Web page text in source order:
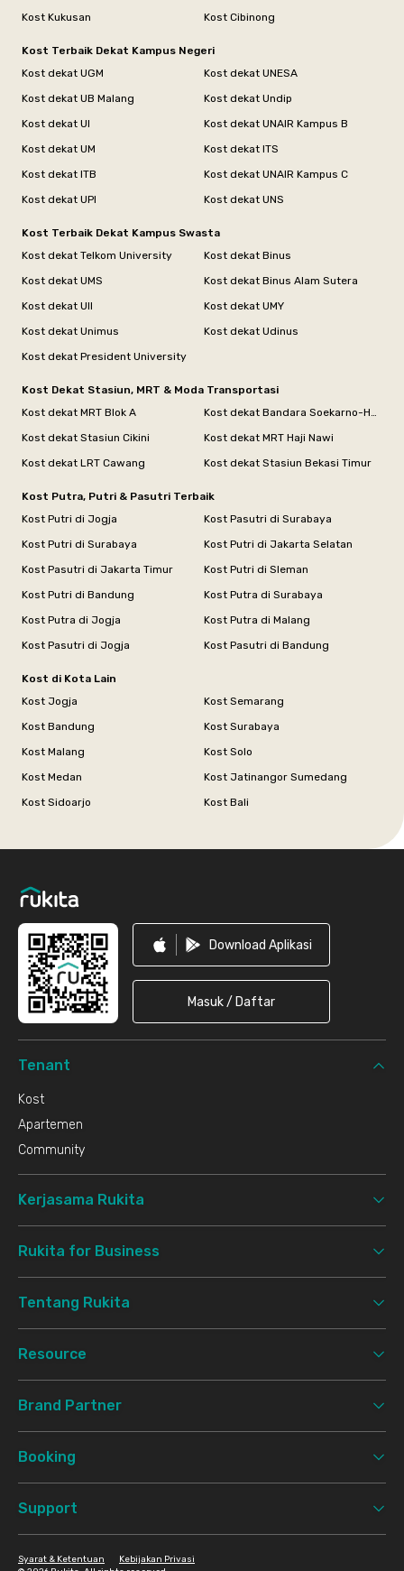
Kost Kukusan
Kost Cibinong
Kost Terbaik Dekat Kampus Negeri
Kost dekat UGM
Kost dekat UNESA
Kost dekat UB Malang
Kost dekat Undip
Kost dekat UI
Kost dekat UNAIR Kampus B
Kost dekat UM
Kost dekat ITS
Kost dekat ITB
Kost dekat UNAIR Kampus C
Kost dekat UPI
Kost dekat UNS
Kost Terbaik Dekat Kampus Swasta
Kost dekat Telkom University
Kost dekat Binus
Kost dekat UMS
Kost dekat Binus Alam Sutera
Kost dekat UII
Kost dekat UMY
Kost dekat Unimus
Kost dekat Udinus
Kost dekat President University
Kost Dekat Stasiun, MRT & Moda Transportasi
Kost dekat MRT Blok A
Kost dekat Bandara Soekarno-Hatta
Kost dekat Stasiun Cikini
Kost dekat MRT Haji Nawi
Kost dekat LRT Cawang
Kost dekat Stasiun Bekasi Timur
Kost Putra, Putri & Pasutri Terbaik
Kost Putri di Jogja
Kost Pasutri di Surabaya
Kost Putri di Surabaya
Kost Putri di Jakarta Selatan
Kost Pasutri di Jakarta Timur
Kost Putri di Sleman
Kost Putri di Bandung
Kost Putra di Surabaya
Kost Putra di Jogja
Kost Putra di Malang
Kost Pasutri di Jogja
Kost Pasutri di Bandung
Kost di Kota Lain
Kost Jogja
Kost Semarang
Kost Bandung
Kost Surabaya
Kost Malang
Kost Solo
Kost Medan
Kost Jatinangor Sumedang
Kost Sidoarjo
Kost Bali
Download Aplikasi
Masuk / Daftar
Tenant
Kost
Apartemen
Community
Kerjasama Rukita
Rukita for Business
Tentang Rukita
Resource
Brand Partner
Booking
Support
Syarat & Ketentuan Kebijakan Privasi